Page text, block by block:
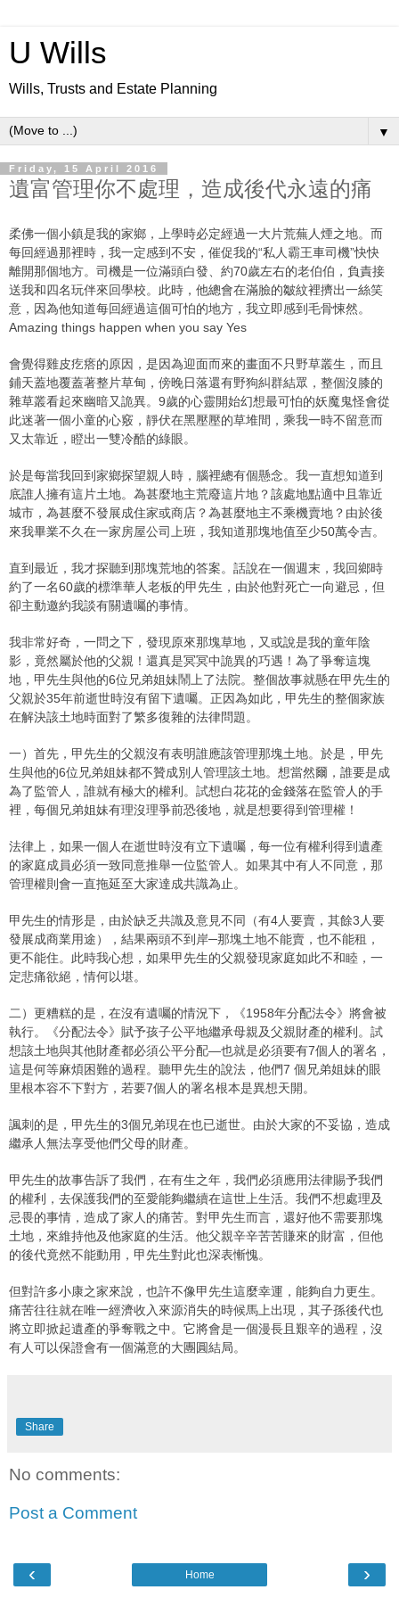
U Wills
Wills, Trusts and Estate Planning
▼
Friday, 15 April 2016
遺富管理你不處理，造成後代永遠的痛
柔佛一個小鎮是我的家鄉，上學時必定經過一大片荒蕪人煙之地。而
每回經過那裡時，我一定感到不安，催促我的“私人霸王車司機”快快
離開那個地方。司機是一位滿頭白發、約70歲左右的老伯伯，負責接
送我和四名玩伴來回學校。此時，他總會在滿臉的皺紋裡擠出一絲笑
意，因為他知道每回經過這個可怕的地方，我立即感到毛骨悚然。
Amazing things happen when you say Yes
會覺得雞皮疙瘩的原因，是因為迎面而來的畫面不只野草叢生，而且
鋪天蓋地覆蓋著整片草甸，傍晚日落還有野狗糾群結眾，整個沒膝的
雜草叢看起來幽暗又詭異。9歲的心靈開始幻想最可怕的妖魔鬼怪會從
此迷著一個小童的心竅，靜伏在黑壓壓的草堆間，乘我一時不留意而
又太靠近，瞪出一雙冷酷的綠眼。
於是每當我回到家鄉探望親人時，腦裡總有個懸念。我一直想知道到
底誰人擁有這片土地。為甚麼地主荒廢這片地？該處地點適中且靠近
城市，為甚麼不發展成住家或商店？為甚麼地主不乘機賣地？由於後
來我畢業不久在一家房屋公司上班，我知道那塊地值至少50萬令吉。
直到最近，我才探聽到那塊荒地的答案。話說在一個週末，我回鄉時
約了一名60歲的標準華人老板的甲先生，由於他對死亡一向避忌，但
卻主動邀約我談有關遺囑的事情。
我非常好奇，一問之下，發現原來那塊草地，又或說是我的童年陰
影，竟然屬於他的父親！還真是冥冥中詭異的巧遇！為了爭奪這塊
地，甲先生與他的6位兄弟姐妹鬧上了法院。整個故事就懸在甲先生的
父親於35年前逝世時沒有留下遺囑。正因為如此，甲先生的整個家族
在解決該土地時面對了繁多復雜的法律問題。
一）首先，甲先生的父親沒有表明誰應該管理那塊土地。於是，甲先
生與他的6位兄弟姐妹都不贊成別人管理該土地。想當然爾，誰要是成
為了監管人，誰就有極大的權利。試想白花花的金錢落在監管人的手
裡，每個兄弟姐妹有理沒理爭前恐後地，就是想要得到管理權！
法律上，如果一個人在逝世時沒有立下遺囑，每一位有權利得到遺產
的家庭成員必須一致同意推舉一位監管人。如果其中有人不同意，那
管理權則會一直拖延至大家達成共識為止。
甲先生的情形是，由於缺乏共識及意見不同（有4人要賣，其餘3人要
發展成商業用途），結果兩頭不到岸─那塊土地不能賣，也不能租，
更不能住。此時我心想，如果甲先生的父親發現家庭如此不和睦，一
定悲痛欲絕，情何以堪。
二）更糟糕的是，在沒有遺囑的情況下，《1958年分配法令》將會被
執行。《分配法令》賦予孩子公平地繼承母親及父親財產的權利。試
想該土地與其他財產都必須公平分配—也就是必須要有7個人的署名，
這是何等麻煩困難的過程。聽甲先生的說法，他們7 個兄弟姐妹的眼
里根本容不下對方，若要7個人的署名根本是異想天開。
諷刺的是，甲先生的3個兄弟現在也已逝世。由於大家的不妥協，造成
繼承人無法享受他們父母的財產。
甲先生的故事告訴了我們，在有生之年，我們必須應用法律賜予我們
的權利，去保護我們的至愛能夠繼續在這世上生活。我們不想處理及
忌畏的事情，造成了家人的痛苦。對甲先生而言，還好他不需要那塊
土地，來維持他及他家庭的生活。他父親辛辛苦苦賺來的財富，但他
的後代竟然不能動用，甲先生對此也深表慚愧。
但對許多小康之家來說，也許不像甲先生這麼幸運，能夠自力更生。
痛苦往往就在唯一經濟收入來源消失的時候馬上出現，其子孫後代也
將立即掀起遺產的爭奪戰之中。它將會是一個漫長且艱辛的過程，沒
有人可以保證會有一個滿意的大團圓結局。
Share
No comments:
Post a Comment
‹ ›
Home